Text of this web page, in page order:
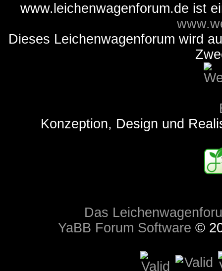
www.leichenwagenforum.de ist
Dieses Leichenwagenforum wird
Konzeption, Design und
Das
YaBB Forum Software ©